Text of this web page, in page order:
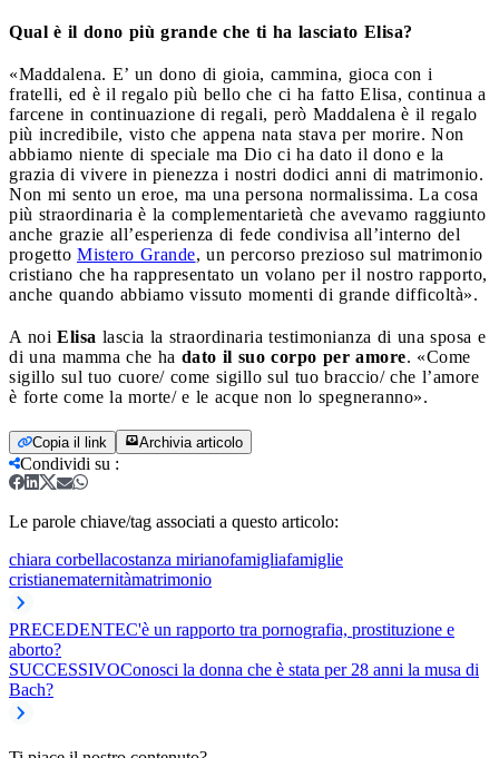
Qual è il dono più grande che ti ha lasciato Elisa?
«Maddalena. E’ un dono di gioia, cammina, gioca con i
fratelli, ed è il regalo più bello che ci ha fatto Elisa, continua a
farcene in continuazione di regali, però Maddalena è il regalo
più incredibile, visto che appena nata stava per morire. Non
abbiamo niente di speciale ma Dio ci ha dato il dono e la
grazia di vivere in pienezza i nostri dodici anni di matrimonio.
Non mi sento un eroe, ma una persona normalissima. La cosa
più straordinaria è la complementarietà che avevamo raggiunto
anche grazie all’esperienza di fede condivisa all’interno del
progetto Mistero Grande, un percorso prezioso sul matrimonio
cristiano che ha rappresentato un volano per il nostro rapporto,
anche quando abbiamo vissuto momenti di grande difficoltà».
A noi Elisa lascia la straordinaria testimonianza di una sposa e
di una mamma che ha dato il suo corpo per amore. «Come
sigillo sul tuo cuore/ come sigillo sul tuo braccio/ che l’amore
è forte come la morte/ e le acque non lo spegneranno».
Copia il link Archivia articolo
Condividi su :
Le parole chiave/tag associati a questo articolo:
chiara corbellacostanza mirianofamigliafamiglie
cristianematernitàmatrimonio
PRECEDENTEC'è un rapporto tra pornografia, prostituzione e
aborto?
SUCCESSIVOConosci la donna che è stata per 28 anni la musa di
Bach?